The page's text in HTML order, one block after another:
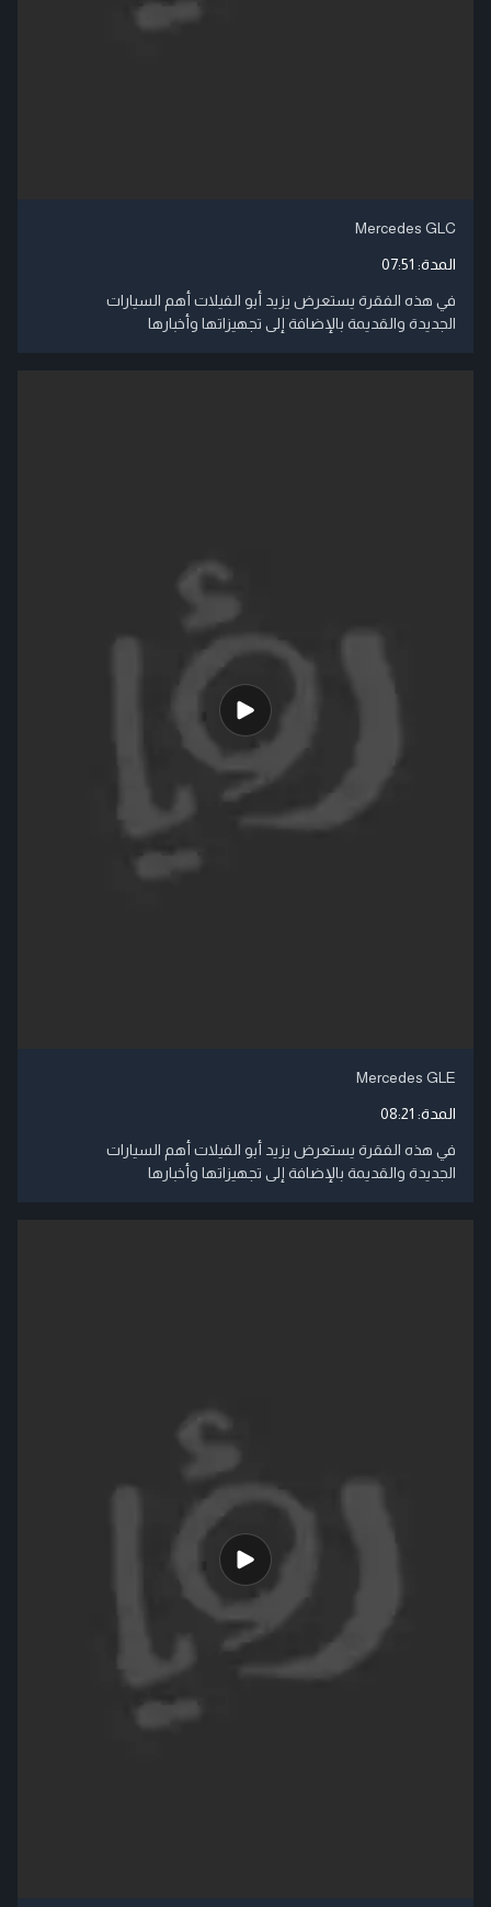
Mercedes GLC
المدة: 07:51
في هذه الفقرة يستعرض يزيد أبو الفيلات أهم السيارات
الجديدة والقديمة بالإضافة إلى تجهيزاتها وأخبارها
Mercedes GLE
المدة: 08:21
في هذه الفقرة يستعرض يزيد أبو الفيلات أهم السيارات
الجديدة والقديمة بالإضافة إلى تجهيزاتها وأخبارها